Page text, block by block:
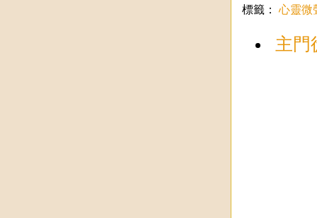
標籤： 心靈微
主門